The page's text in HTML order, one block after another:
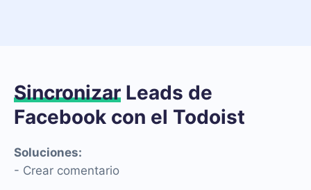
Sincronizar Leads de
Facebook con el Todoist
Soluciones:
- Crear comentario